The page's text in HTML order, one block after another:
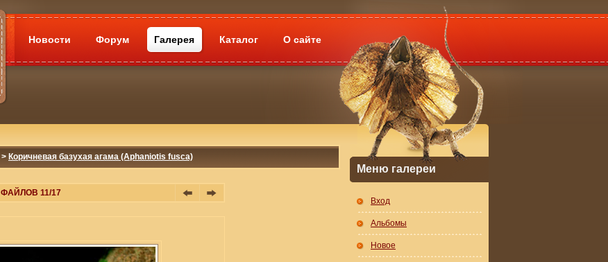
Новости Форум Галерея Каталог О сайте
> Коричневая базухая агама (Aphaniotis fusca)
ФАЙЛОВ 11/17
Меню галереи
Вход
Альбомы
Новое